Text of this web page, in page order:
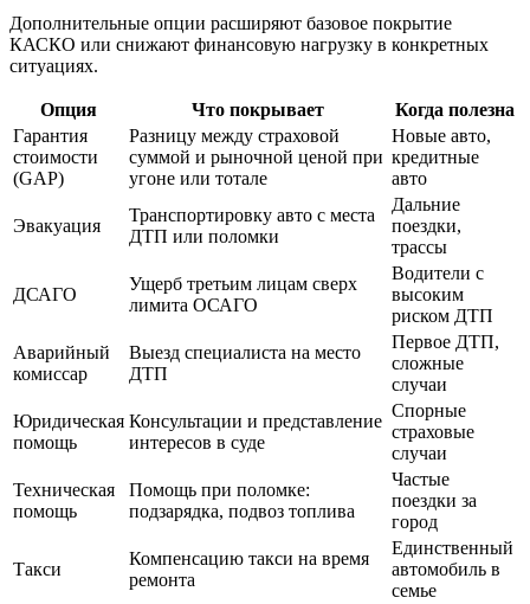
Дополнительные опции расширяют базовое покрытие
КАСКО или снижают финансовую нагрузку в конкретных
ситуациях.
Опция Что покрывает
Когда полезна
Гарантия
стоимости
(GAP)
Разницу между страховой
суммой и рыночной ценой при
угоне или тотале
Новые авто,
кредитные
авто
Эвакуация
Транспортировку авто с места
ДТП или поломки
Дальние
поездки,
трассы
ДСАГО
Ущерб третьим лицам сверх
лимита ОСАГО
Водители с
высоким
риском ДТП
Аварийный
комиссар
Выезд специалиста на место
ДТП
Первое ДТП,
сложные
случаи
Юридическая
помощь
Консультации и представление
интересов в суде
Спорные
страховые
случаи
Техническая
помощь
Помощь при поломке:
подзарядка, подвоз топлива
Частые
поездки за
город
Такси
Компенсацию такси на время
ремонта
Единственный
автомобиль в
семье